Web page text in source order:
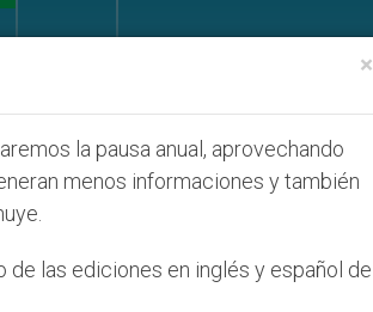
×
la pausa anual, aprovechando
menos informaciones y también
las ediciones en inglés y español de